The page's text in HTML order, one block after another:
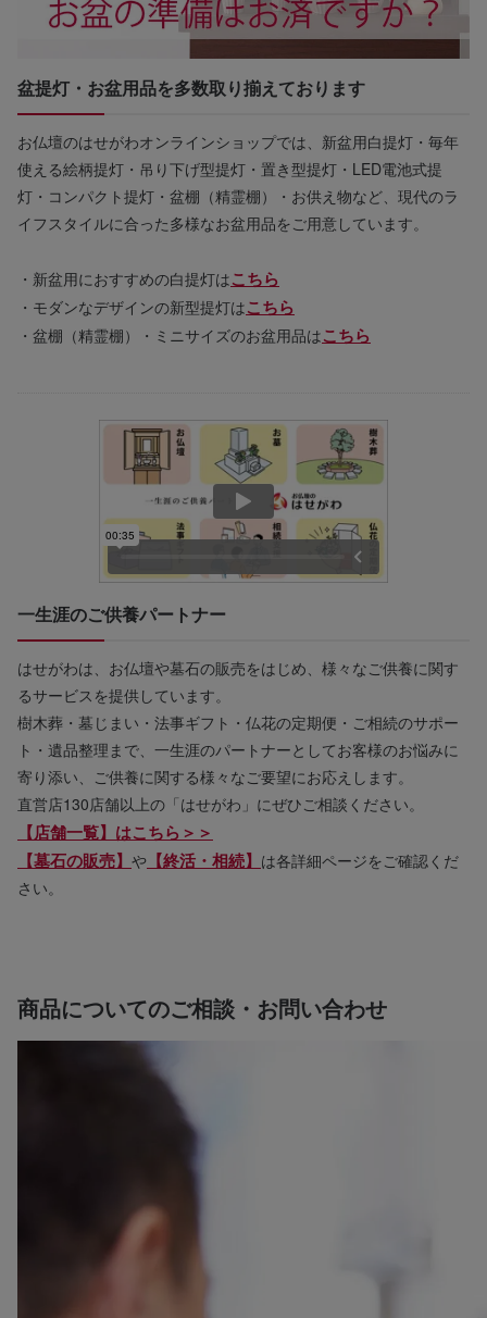
盆提灯・お盆用品を多数取り揃えております
お仏壇のはせがわオンラインショップでは、新盆用白提灯・毎年
使える絵柄提灯・吊り下げ型提灯・置き型提灯・LED電池式提
灯・コンパクト提灯・盆棚（精霊棚）・お供え物など、現代のラ
イフスタイルに合った多様なお盆用品をご用意しています。
・新盆用におすすめの白提灯はこちら
・モダンなデザインの新型提灯はこちら
・盆棚（精霊棚）・ミニサイズのお盆用品はこちら
一生涯のご供養パートナー
はせがわは、お仏壇や墓石の販売をはじめ、様々なご供養に関す
るサービスを提供しています。
樹木葬・墓じまい・法事ギフト・仏花の定期便・ご相続のサポー
ト・遺品整理まで、一生涯のパートナーとしてお客様のお悩みに
寄り添い、ご供養に関する様々なご要望にお応えします。
直営店130店舗以上の「はせがわ」にぜひご相談ください。
【店舗一覧】はこちら＞＞
【墓石の販売】 や 【終活・相続】 は各詳細ページをご確認くだ
さい。
商品についてのご相談・お問い合わせ